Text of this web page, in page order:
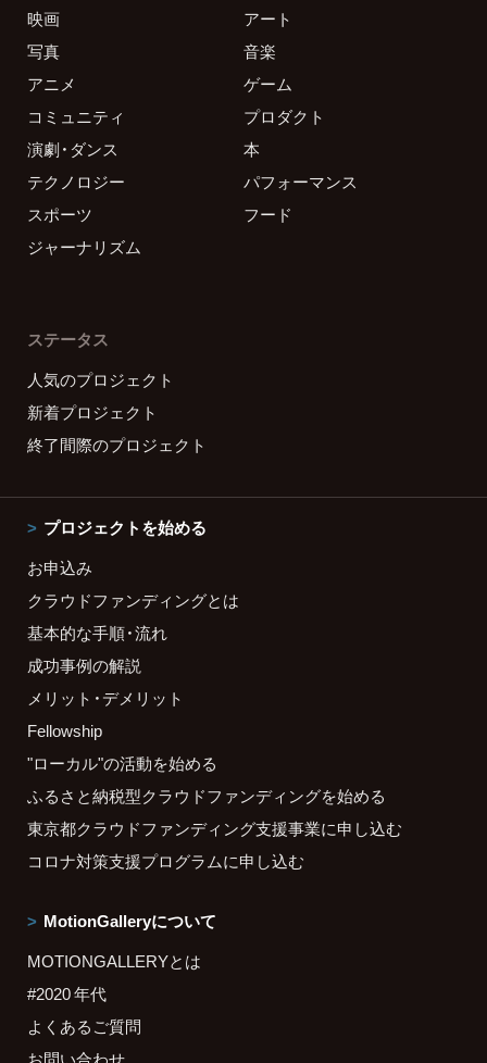
映画
アート
写真
音楽
アニメ
ゲーム
コミュニティ
プロダクト
演劇・ダンス
本
テクノロジー
パフォーマンス
スポーツ
フード
ジャーナリズム
ステータス
人気のプロジェクト
新着プロジェクト
終了間際のプロジェクト
プロジェクトを始める
お申込み
クラウドファンディングとは
基本的な手順・流れ
成功事例の解説
メリット・デメリット
Fellowship
"ローカル"の活動を始める
ふるさと納税型クラウドファンディングを始める
東京都クラウドファンディング支援事業に申し込む
コロナ対策支援プログラムに申し込む
MotionGalleryについて
MOTIONGALLERYとは
#2020 年代
よくあるご質問